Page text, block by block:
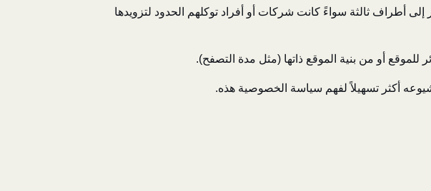
أطراف ثالثة سواءً كانت شركات أو أفراد توكلهم الحدود لتزويدها
للموقع أو من بنية الموقع ذاتها (مثل مدة التصفح).
أكثر تسهيلاً لفهم سياسة الخصوصية هذه.